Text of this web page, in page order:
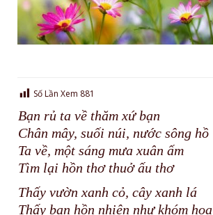
Số Lần Xem 881
Bạn rủ ta về thăm xứ bạn
Chân mây, suối núi, nước sông hồ
Ta về, một sáng mưa xuân ấm
Tìm lại hồn thơ thuở ấu thơ
Thấy vườn xanh cỏ, cây xanh lá
Thấy bạn hồn nhiên như khóm hoa